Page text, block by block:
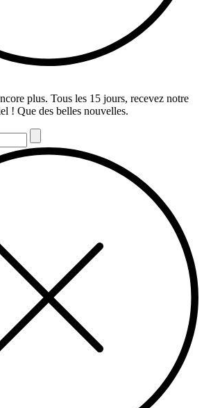
plus. Tous les 15 jours, recevez notre
! Que des belles nouvelles.